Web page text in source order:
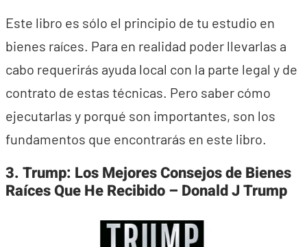
Este libro es sólo el principio de tu estudio en
bienes raíces. Para en realidad poder llevarlas a
cabo requerirás ayuda local con la parte legal y de
contrato de estas técnicas. Pero saber cómo
ejecutarlas y porqué son importantes, son los
fundamentos que encontrarás en este libro.
3. Trump: Los Mejores Consejos de Bienes
Raíces Que He Recibido – Donald J Trump